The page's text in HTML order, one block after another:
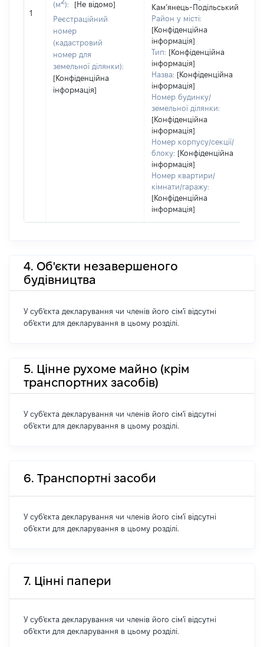
1
(м ):
[Не відомо]
Реєстраційний
номер
(кадастровий
номер для
земельної ділянки):
[Конфіденційна
інформація]
Кам’янець-Подільський
Район у місті:
[Конфіденційна
інформація]
Тип: [Конфіденційна
інформація]
Назва: [Конфіденційна
інформація]
Номер будинку/
земельної ділянки:
[Конфіденційна
інформація]
Номер корпусу/секції/
блоку: [Конфіденційна
інформація]
Номер квартири/
кімнати/гаражу:
[Конфіденційна
інформація]
4. Об'єкти незавершеного
будівництва
У суб'єкта декларування чи членів його сім'ї відсутні
об'єкти для декларування в цьому розділі.
5. Цінне рухоме майно (крім
транспортних засобів)
У суб'єкта декларування чи членів його сім'ї відсутні
об'єкти для декларування в цьому розділі.
6. Транспортні засоби
У суб'єкта декларування чи членів його сім'ї відсутні
об'єкти для декларування в цьому розділі.
7. Цінні папери
У суб'єкта декларування чи членів його сім'ї відсутні
об'єкти для декларування в цьому розділі.